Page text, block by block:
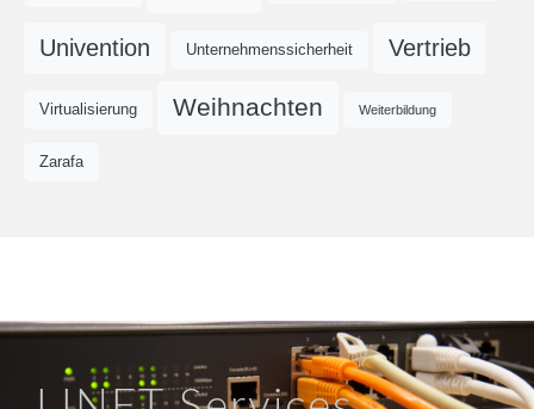
Univention Unternehmenssicherheit Vertrieb
Virtualisierung Weihnachten Weiterbildung
Zarafa